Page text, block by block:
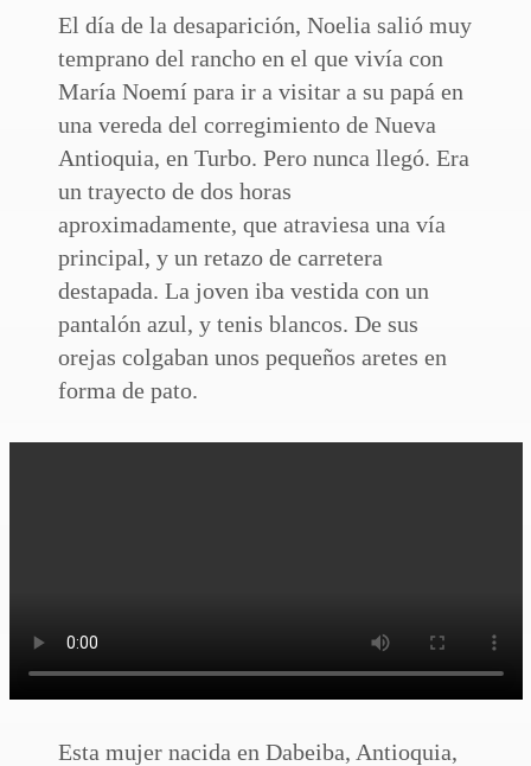
El día de la desaparición, Noelia salió muy
temprano del rancho en el que vivía con
María Noemí para ir a visitar a su papá en
una vereda del corregimiento de Nueva
Antioquia, en Turbo. Pero nunca llegó. Era
un trayecto de dos horas
aproximadamente, que atraviesa una vía
principal, y un retazo de carretera
destapada. La joven iba vestida con un
pantalón azul, y tenis blancos. De sus
orejas colgaban unos pequeños aretes en
forma de pato.
Esta mujer nacida en Dabeiba, Antioquia,